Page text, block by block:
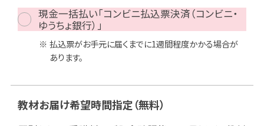
現金一括払い「コンビニ払込票決済（コンビニ・
ゆうちょ銀行）」
払込票がお手元に届くまでに1週間程度かかる場合が
あります。
教材お届け希望時間指定（無料）